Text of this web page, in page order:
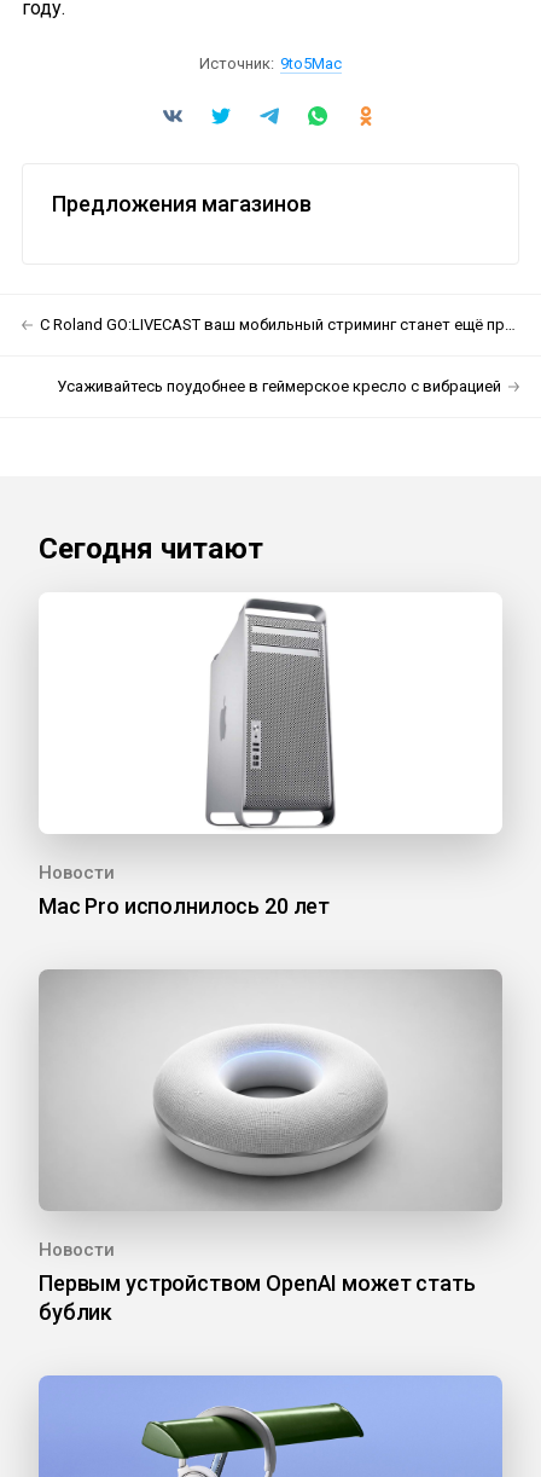
году.
Источник: 9to5Mac
Предложения магазинов
С Roland GO:LIVECAST ваш мобильный стриминг станет ещё профессиональнее
Усаживайтесь поудобнее в геймерское кресло с вибрацией
Сегодня читают
Новости
Mac Pro исполнилось 20 лет
Новости
Первым устройством OpenAI может стать
бублик